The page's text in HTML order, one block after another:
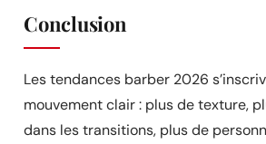
Conclusion
Les tendances barber 2026
mouvement clair : plus de texture,
dans les transitions, plus de